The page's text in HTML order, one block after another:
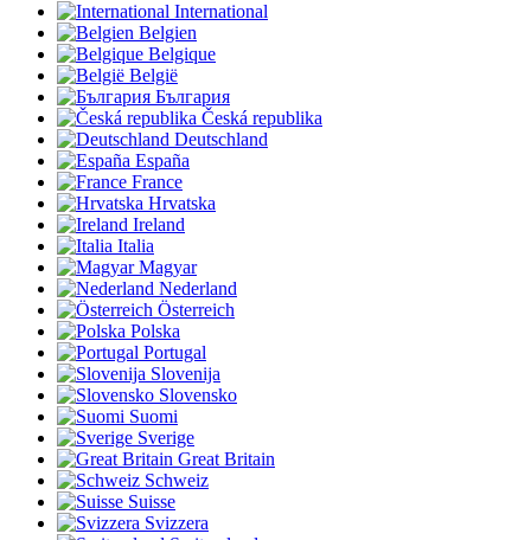
International
Belgien
Belgique
België
България
Česká republika
Deutschland
España
France
Hrvatska
Ireland
Italia
Magyar
Nederland
Österreich
Polska
Portugal
Slovenija
Slovensko
Suomi
Sverige
Great Britain
Schweiz
Suisse
Svizzera